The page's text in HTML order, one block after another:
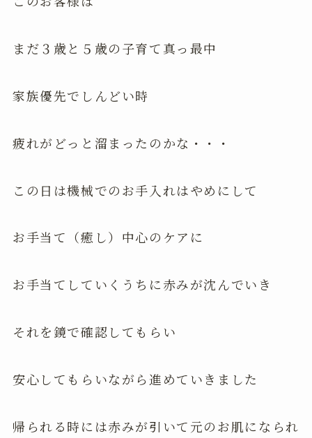
まだ３歳と５歳の子育て真っ最中
家族優先でしんどい時
疲れがどっと溜まったのかな・・・
この日は機械でのお手入れはやめにして
お手当て（癒し）中心のケアに
お手当てしていくうちに赤みが沈んでいき
それを鏡で確認してもらい
安心してもらいながら進めていきました
帰られる時には赤みが引いて元のお肌になられ